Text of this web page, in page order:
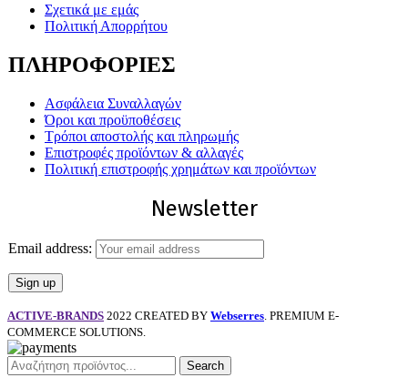
Σχετικά με εμάς
Πολιτική Απορρήτου
ΠΛΗΡΟΦΟΡΙΕΣ
Ασφάλεια Συναλλαγών
Όροι και προϋποθέσεις
Τρόποι αποστολής και πληρωμής
Επιστροφές προϊόντων & αλλαγές
Πολιτική επιστροφής χρημάτων και προϊόντων
Newsletter
Email address:
ACTIVE-BRANDS 2022 CREATED BY Webserres . PREMIUM E-
COMMERCE SOLUTIONS.
Search